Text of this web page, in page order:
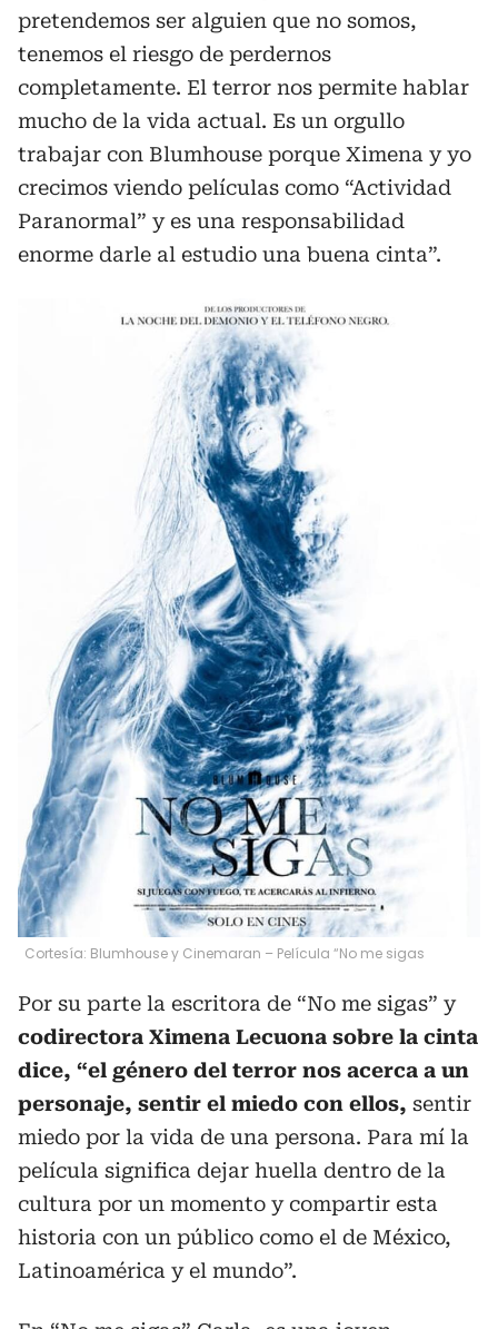
pretendemos ser alguien que no somos,
tenemos el riesgo de perdernos
completamente. El terror nos permite hablar
mucho de la vida actual. Es un orgullo
trabajar con Blumhouse porque Ximena y yo
crecimos viendo películas como “Actividad
Paranormal” y es una responsabilidad
enorme darle al estudio una buena cinta”.
Cortesía: Blumhouse y Cinemaran – Película “No me sigas
Por su parte la escritora de “No me sigas” y
codirectora Ximena Lecuona sobre la cinta
dice, “el género del terror nos acerca a un
personaje, sentir el miedo con ellos, sentir
miedo por la vida de una persona. Para mí la
película significa dejar huella dentro de la
cultura por un momento y compartir esta
historia con un público como el de México,
Latinoamérica y el mundo”.